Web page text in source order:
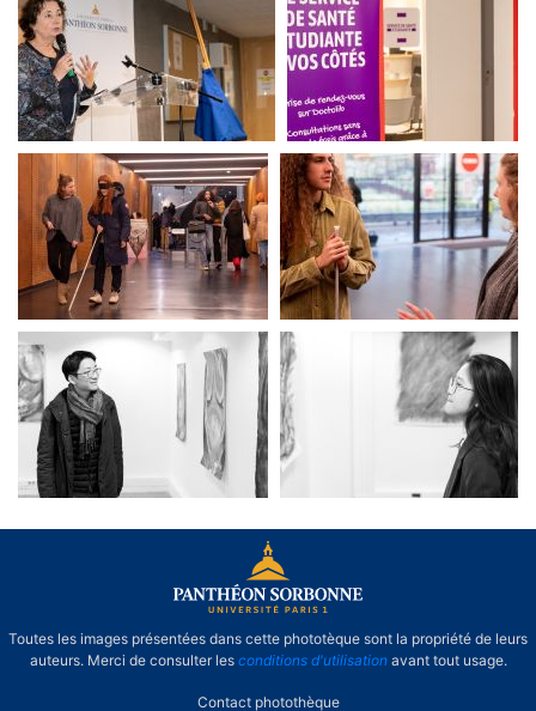
SSE SSE
Semaine P1PS Inclusion Semaine P1PS Inclusion
exposition " À corps
exposition " À corps
Toutes les images présentées dans cette phototèque sont la propriété de leurs
auteurs. Merci de consulter les conditions d'utilisationavant tout usage.
Contact photothèque